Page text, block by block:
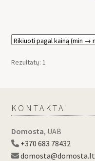
Rezultatų: 1
KONTAKTAI
Domosta, UAB
+370 683 78432
domosta@domosta.lt